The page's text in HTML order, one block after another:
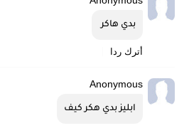
بدي هاكر
أترك ردا
Anonymous
ابليز بدي هكر كيف